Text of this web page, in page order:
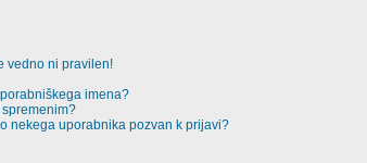
vedno ni pravilen!
imena?
nekega uporabnika pozvan k prijavi?